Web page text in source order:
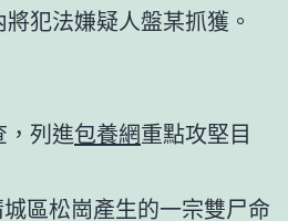
犯法嫌疑人盤某抓獲。
，列進包養網重點攻堅目
區松崗產生的一宗雙尸命